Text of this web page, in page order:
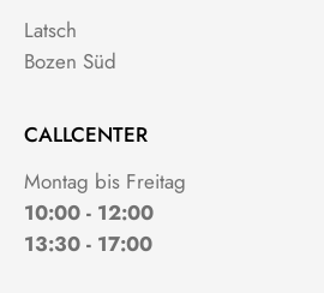
Latsch
Bozen Süd
CALLCENTER
Montag bis Freitag
10:00 - 12:00
13:30 - 17:00